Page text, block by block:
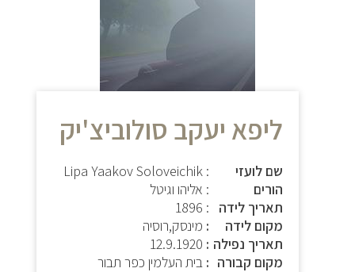
ליפא יעקב סולוביצ'יק
שם לועזי
: Lipa Yaakov Soloveichik
הורים
: אליהו וגיטל
תאריך לידה
: 1896
מקום לידה
מינסק,רוסיה
תאריך נפילה
12.9.1920
מקום קבורה
בית העלמין כפר תבור